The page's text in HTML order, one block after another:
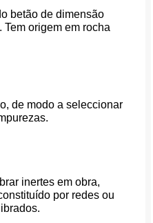
betão de dimensão
origem em rocha
de modo a seleccionar
inertes em obra,
por redes ou